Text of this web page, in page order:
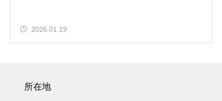
2026.01.19
所在地